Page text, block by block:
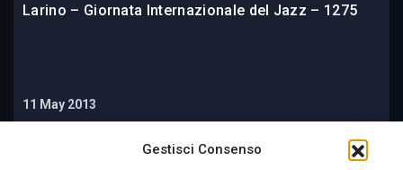
Gestisci Consenso
Larino – Giornata Internazionale del Jazz – 1275
11 May 2013